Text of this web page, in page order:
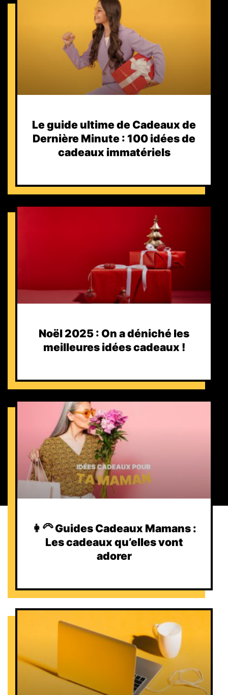
Le guide ultime de Cadeaux de
Dernière Minute : 100 idées de
cadeaux immatériels
Noël 2025 : On a déniché les
meilleures idées cadeaux !
👩‍🦳 Guides Cadeaux Mamans :
Les cadeaux qu’elles vont
adorer